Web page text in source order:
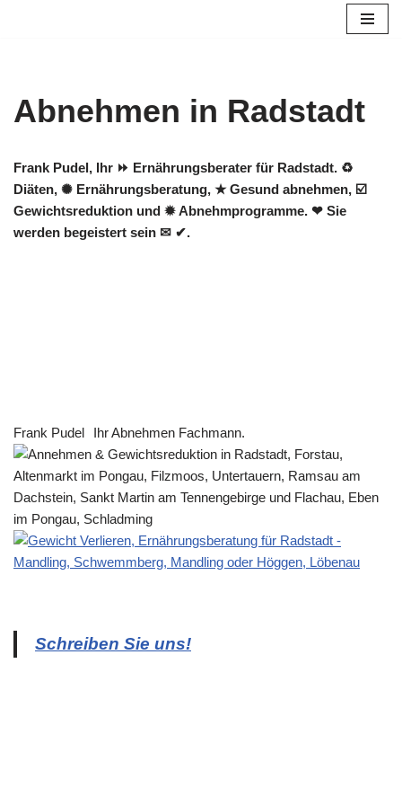
Abnehmen in Radstadt
Frank Pudel, Ihr ⏩ Ernährungsberater für Radstadt. ♻
Diäten, ✺ Ernährungsberatung, ★ Gesund abnehmen, ☑️
Gewichtsreduktion und ✹ Abnehmprogramme. ❤ Sie
werden begeistert sein ✉ ✔.
Frank Pudel Ihr Abnehmen Fachmann.
Schreiben Sie uns!